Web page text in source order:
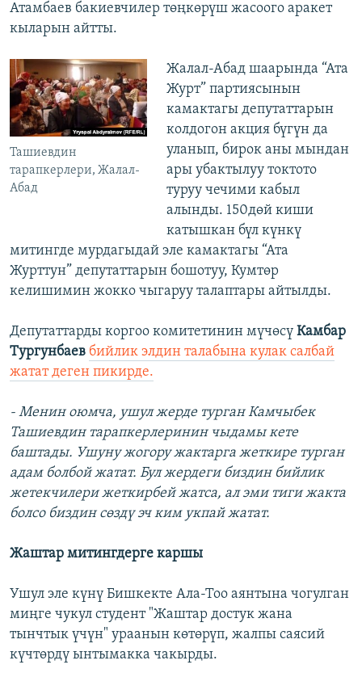
Атамбаев бакиевчилер төңкөрүш жасоого аракет
кыларын айтты.
Ташиевдин
тарапкерлери, Жалал-
Абад
Жалал-Абад шаарында “Ата
Журт” партиясынын
камактагы депутаттарын
колдогон акция бүгүн да
уланып, бирок аны мындан
ары убактылуу токтото
туруу чечими кабыл
алынды. 150дөй киши
катышкан бүл күнкү
митингде мурдагыдай эле камактагы “Ата
Журттун” депутаттарын бошотуу, Кумтөр
келишимин жокко чыгаруу талаптары айтылды.
Депутаттарды коргоо комитетинин мүчөсү Камбар
Тургунбаев бийлик элдин талабына кулак салбай
жатат деген пикирде.
- Менин оюмча, ушул жерде турган Камчыбек
Ташиевдин тарапкерлеринин чыдамы кете
баштады. Ушуну жогору жактарга жеткире турган
адам болбой жатат. Бул жердеги биздин бийлик
жетекчилери жеткирбей жатса, ал эми тиги жакта
болсо биздин сөздү эч ким укпай жатат.
Жаштар митингдерге каршы
Ушул эле күнү Бишкекте Ала-Тоо аянтына чогулган
миңге чукул студент "Жаштар достук жана
тынчтык үчүн" ураанын көтөрүп, жалпы саясий
күчтөрдү ынтымакка чакырды.